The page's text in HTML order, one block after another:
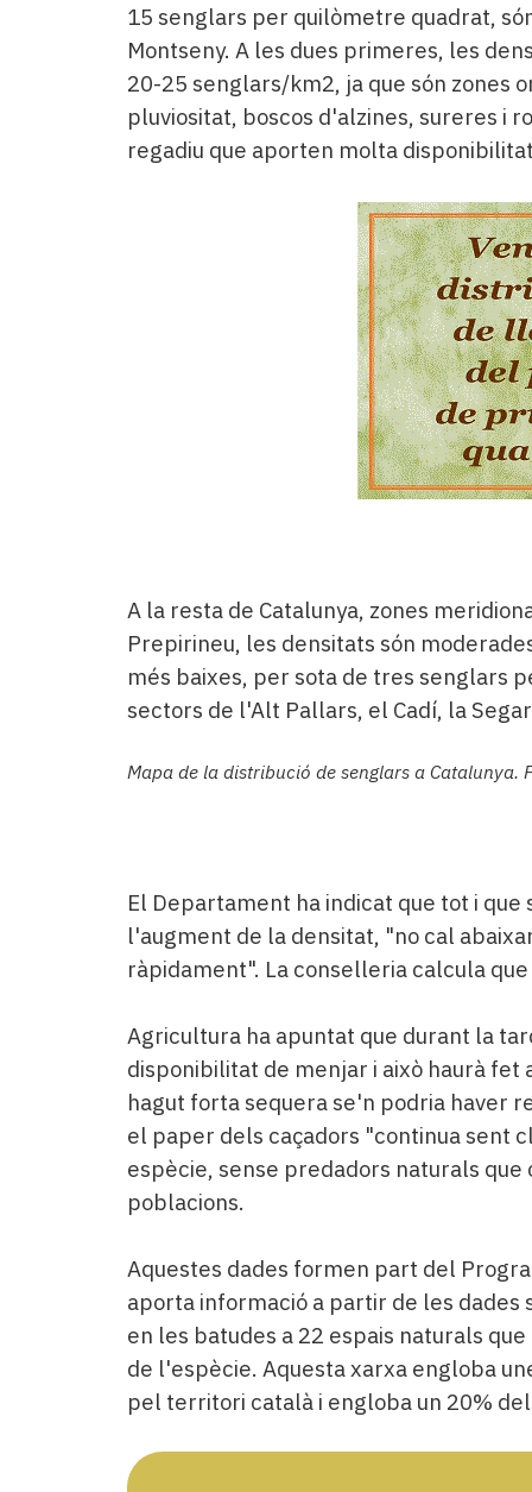
15 senglars per quilòmetre quadrat,
Montseny. A les dues primeres, les
20-25 senglars/km2, ja que són zones
pluviositat, boscos d'alzines, sureres i
regadiu que aporten molta
A la resta de Catalunya, zones
Prepirineu, les densitats són
més baixes, per sota de tres senglars
sectors de l'Alt Pallars, el Cadí, la
Mapa de la distribució de senglars a Catalunya.
El Departament ha indicat que tot i
l'augment de la densitat, "no cal
ràpidament". La conselleria calcula
Agricultura ha apuntat que durant la
disponibilitat de menjar i això haurà fet
hagut forta sequera se'n podria haver
el paper dels caçadors "continua sent
espècie, sense predadors naturals
poblacions.
Aquestes dades formen part del
aporta informació a partir de les
en les batudes a 22 espais naturals
de l'espècie. Aquesta xarxa engloba
pel territori català i engloba un 20%